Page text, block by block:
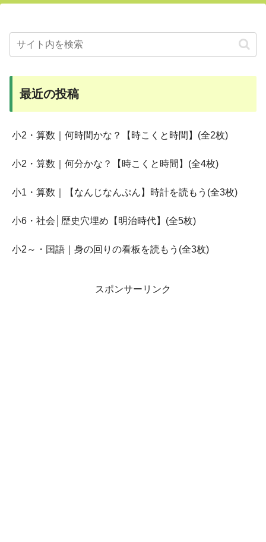
最近の投稿
小2・算数｜何時間かな？【時こくと時間】(全2枚)
小2・算数｜何分かな？【時こくと時間】(全4枚)
小1・算数｜【なんじなんぷん】時計を読もう(全3枚)
小6・社会│歴史穴埋め【明治時代】(全5枚)
小2～・国語｜身の回りの看板を読もう(全3枚)
スポンサーリンク